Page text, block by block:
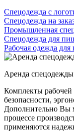
Спецодежда с
Спецодежда на
Промышленная
Спецодежда для
Рабочая одежда для
Аренда спецодежды
Комплекты рабочей
безопасности,
Дополнительно Вы
процессе
применяются